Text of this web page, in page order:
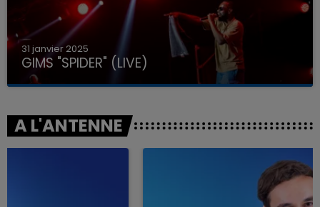
31 janvier 2025
GIMS "SPIDER" (LIVE)
A L'ANTENNE